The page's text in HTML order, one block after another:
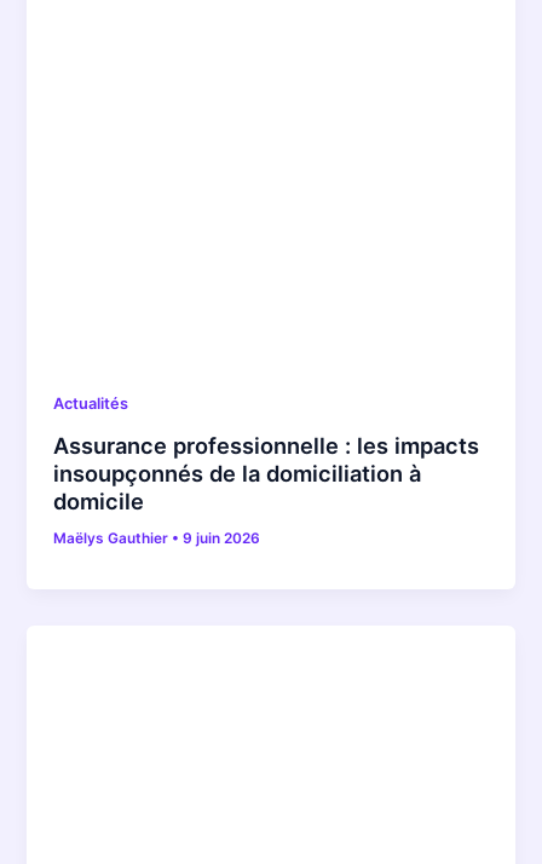
Actualités
Assurance professionnelle : les impacts
insoupçonnés de la domiciliation à
domicile
Maëlys Gauthier •9 juin 2026